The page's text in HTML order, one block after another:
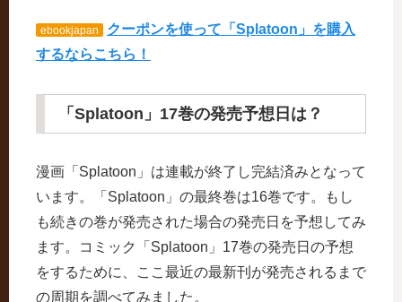
ebookjapan
クーポンを使って「Splatoon」を購入
するならこちら！
「Splatoon」17巻の発売予想日は？
漫画「Splatoon」は連載が終了し完結済みとなって
います。「Splatoon」の最終巻は16巻です。もし
も続きの巻が発売された場合の発売日を予想してみ
ます。コミック「Splatoon」17巻の発売日の予想
をするために、ここ最近の最新刊が発売されるまで
の周期を調べてみました。